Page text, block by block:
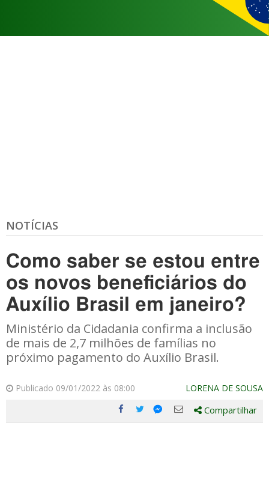
NOTÍCIAS
Como saber se estou entre
os novos beneficiários do
Auxílio Brasil em janeiro?
Ministério da Cidadania confirma a inclusão
de mais de 2,7 milhões de famílias no
próximo pagamento do Auxílio Brasil.
Publicado 09/01/2022 às 08:00 LORENA DE SOUSA
Compartilhe
Compartilhe
Compartilhe
Compartilhe
Compartilhar